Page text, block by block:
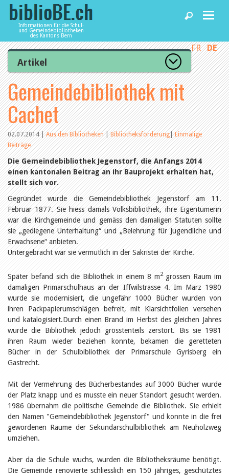
Informationen für die Schul-
und Gemeindebibliotheken
des Kantons Bern
Home
News und Fachbeiträge
Bibliotheken
Agenda
Dienstleistungen
biblioBE nutzen
FR DE
Artikel
Zur Artikelübersicht
Lesenswert
Gut bewertet
Kategorien
Aus dem Amt für Kultur
Aus der Kommission
Aus den Bibliotheken
Organisation
Raum und Infrastruktur
Bestand
Benutzung
Finanzen
Personal
Qualitätsmanagement
Recht und Politik
Öffentlichkeitsarbeit
Leseförderung
Aus aller Welt
Tags
Aus- und Weiterbildung
Veranstaltungen
Kinder- und Jugendmedien
Bibliothek und Schule
Bibliotheksförderung
Jugendliche
Einmalige Beiträge
Bibliosuisse
Kantonale
Unterstützungsbeiträge
Rezensionen
Schweizer Literatur
Alle Tags
Autoren
Julie Greub
Birgit Libiszewski
Gemeindebibliothek mit
Cachet
02.07.2014|Aus den Bibliotheken|Bibliotheksförderung|Einmalige
Beiträge
Die Gemeindebibliothek Jegenstorf, die Anfangs 2014
einen kantonalen Beitrag an ihr Bauprojekt erhalten hat,
stellt sich vor.
Gegründet wurde die Gemeindebibliothek Jegenstorf am 11.
Februar 1877. Sie hiess damals Volksbibliothek, ihre Eigentümerin
war die Kirchgemeinde und gemäss den damaligen Statuten sollte
sie „gediegene Unterhaltung“ und „Belehrung für Jugendliche und
Erwachsene“ anbieten.
Untergebracht war sie vermutlich in der Sakristei der Kirche.
Später befand sich die Bibliothek in einem 8 m2grossen Raum im
damaligen Primarschulhaus an der Iffwilstrasse 4. Im März 1980
wurde sie modernisiert, die ungefähr 1000 Bücher wurden von
ihren Packpapierumschlägen befreit, mit Klarsichtfolien versehen
und katalogisiert.Durch einen Brand im Herbst des gleichen Jahres
wurde die Bibliothek jedoch grösstenteils zerstört. Bis sie 1981
ihren Raum wieder beziehen konnte, bekamen die geretteten
Bücher in der Schulbibliothek der Primarschule Gyrisberg ein
Gastrecht.
Mit der Vermehrung des Bücherbestandes auf 3000 Bücher wurde
der Platz knapp und es musste ein neuer Standort gesucht werden.
1986 übernahm die politische Gemeinde die Bibliothek. Sie erhielt
den Namen "Gemeindebibliothek Jegenstorf" und konnte in die frei
gewordenen Räume der Sekundarschulbibliothek am Neuholzweg
umziehen.
Aber da die Schule wuchs, wurden die Bibliotheksräume benötigt.
Die Gemeinde renovierte schliesslich ein 150 jähriges, geschütztes